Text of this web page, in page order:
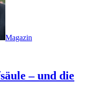
Magazin
– und die